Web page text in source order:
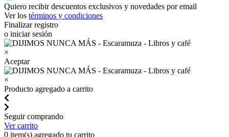
Quiero recibir descuentos exclusivos y novedades por email
Ver los términos y condiciones
Finalizar registro
o iniciar sesión
×
Aceptar
×
Producto agregado a carrito
Seguir comprando
Ver carrito
0 item(s) agregado tu carrito